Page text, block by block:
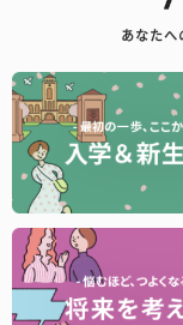
あなたへ